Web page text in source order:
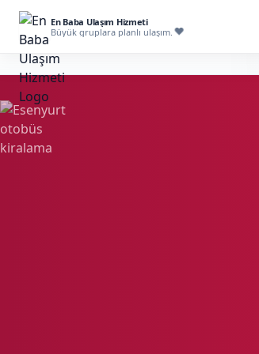
En Baba Ulaşım Hizmeti
Büyük gruplara planlı ulaşım.